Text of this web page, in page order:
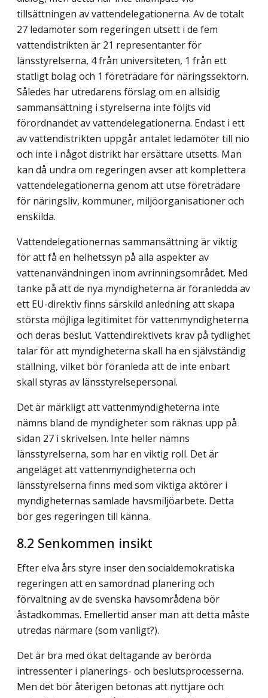
tillsättningen av vattendelegationerna. Av de totalt
27 ledamöter som regeringen utsett i de fem
vattendistrikten är 21 representanter för
länsstyrelserna, 4 från universiteten, 1 från ett
statligt bolag och 1 företrädare för näringssektorn.
Således har utredarens förslag om en allsidig
sammansättning i styrelserna inte följts vid
förordnandet av vattendelegationerna. Endast i ett
av vattendistrikten uppgår antalet ledamöter till nio
och inte i något distrikt har ersättare utsetts. Man
kan då undra om regeringen avser att komplettera
vattendelegationerna genom att utse företrädare
för näringsliv, kommuner, miljöorganisationer och
enskilda.
Vattendelegationernas sammansättning är viktig
för att få en helhetssyn på alla aspekter av
vattenanvändningen inom avrinningsområdet. Med
tanke på att de nya myndigheterna är föranledda av
ett EU-direktiv finns särskild anledning att skapa
största möjliga legitimitet för vattenmyndigheterna
och deras beslut. Vattendirektivets krav på tydlighet
talar för att myndigheterna skall ha en självständig
ställning, vilket bör föranleda att de inte enbart
skall styras av länsstyrelsepersonal.
Det är märkligt att vattenmyndigheterna inte
nämns bland de myndigheter som räknas upp på
sidan 27 i skrivelsen. Inte heller nämns
länsstyrelserna, som har en viktig roll. Det är
angeläget att vattenmyndigheterna och
länsstyrelserna finns med som viktiga aktörer i
myndigheternas samlade havsmiljöarbete. Detta
bör ges regeringen till känna.
8.2 Senkommen insikt
Efter elva års styre inser den socialdemokratiska
regeringen att en samordnad planering och
förvaltning av de svenska havsområdena bör
åstadkommas. Emellertid anser man att detta måste
utredas närmare (som vanligt?).
Det är bra med ökat deltagande av berörda
intressenter i planerings- och beslutsprocesserna.
Men det bör återigen betonas att nyttjare och